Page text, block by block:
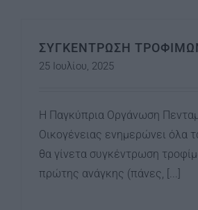
ΣΥΓΚΕΝΤΡΩΣΗ
25 Ιουλίου, 2025
Η Παγκύπρια Οργάνωση
Οικογένειας ενημερώνει όλα
θα γίνετα συγκέντρωση
πρώτης ανάγκης (πάνες, [...]